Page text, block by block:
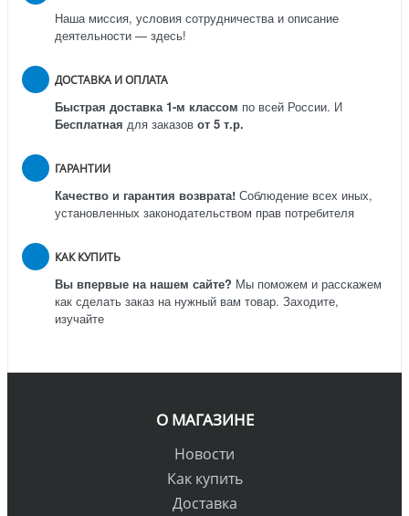
Наша миссия, условия сотрудничества и описание
деятельности — здесь!
ДОСТАВКА И ОПЛАТА
Быстрая доставка 1-м классом по всей России. И
Бесплатная для заказов от 5 т.р.
ГАРАНТИИ
Качество и гарантия возврата! Соблюдение всех иных,
установленных законодательством прав потребителя
КАК КУПИТЬ
Вы впервые на нашем сайте? Мы поможем и расскажем
как сделать заказ на нужный вам товар. Заходите,
изучайте
О МАГАЗИНЕ
Новости
Как купить
Доставка